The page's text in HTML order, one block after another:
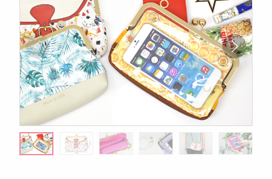
お問い合わせ
注目のキーワード
コンサートグッズペンライト フォンタブ
アクリルグッズ